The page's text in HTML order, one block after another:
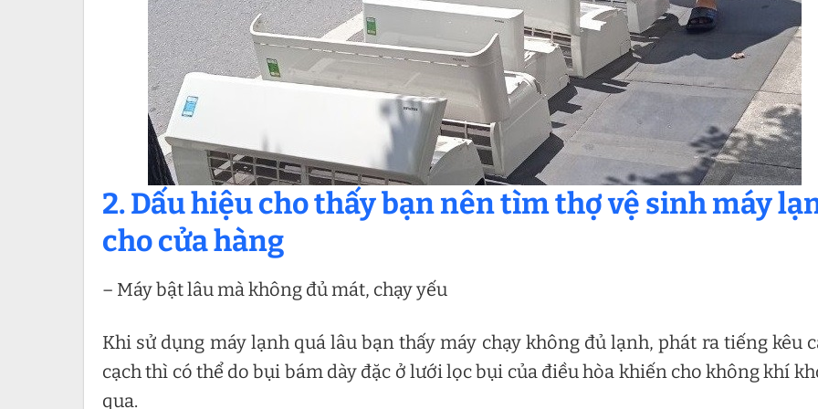
2. Dấu hiệu cho thấy bạn nên tìm thợ vệ sinh máy
cho cửa hàng
– Máy bật lâu mà không đủ mát, chạy yếu
Khi sử dụng máy lạnh quá lâu bạn thấy máy chạy không đủ lạnh, phát ra tiếng kêu
cạch thì có thể do bụi bám dày đặc ở lưới lọc bụi của điều hòa khiến cho không khí
qua.